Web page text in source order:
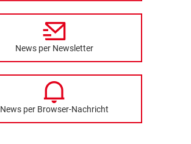
News per Newsletter
News per Browser-Nachricht